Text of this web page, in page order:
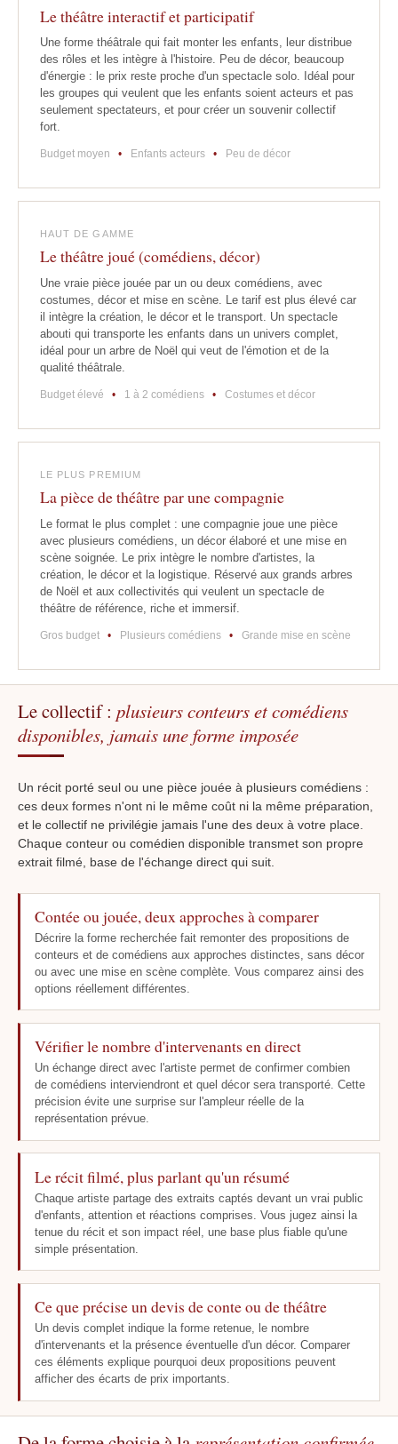
Le théâtre interactif et participatif
Une forme théâtrale qui fait monter les enfants, leur distribue
des rôles et les intègre à l'histoire. Peu de décor, beaucoup
d'énergie : le prix reste proche d'un spectacle solo. Idéal pour
les groupes qui veulent que les enfants soient acteurs et pas
seulement spectateurs, et pour créer un souvenir collectif
fort.
Budget moyen • Enfants acteurs • Peu de décor
HAUT DE GAMME
Le théâtre joué (comédiens, décor)
Une vraie pièce jouée par un ou deux comédiens, avec
costumes, décor et mise en scène. Le tarif est plus élevé car
il intègre la création, le décor et le transport. Un spectacle
abouti qui transporte les enfants dans un univers complet,
idéal pour un arbre de Noël qui veut de l'émotion et de la
qualité théâtrale.
Budget élevé • 1 à 2 comédiens • Costumes et décor
LE PLUS PREMIUM
La pièce de théâtre par une compagnie
Le format le plus complet : une compagnie joue une pièce
avec plusieurs comédiens, un décor élaboré et une mise en
scène soignée. Le prix intègre le nombre d'artistes, la
création, le décor et la logistique. Réservé aux grands arbres
de Noël et aux collectivités qui veulent un spectacle de
théâtre de référence, riche et immersif.
Gros budget • Plusieurs comédiens • Grande mise en scène
Le collectif : plusieurs conteurs et comédiens
disponibles, jamais une forme imposée
Un récit porté seul ou une pièce jouée à plusieurs comédiens :
ces deux formes n'ont ni le même coût ni la même préparation,
et le collectif ne privilégie jamais l'une des deux à votre place.
Chaque conteur ou comédien disponible transmet son propre
extrait filmé, base de l'échange direct qui suit.
Contée ou jouée, deux approches à comparer
Décrire la forme recherchée fait remonter des propositions de
conteurs et de comédiens aux approches distinctes, sans décor
ou avec une mise en scène complète. Vous comparez ainsi des
options réellement différentes.
Vérifier le nombre d'intervenants en direct
Un échange direct avec l'artiste permet de confirmer combien
de comédiens interviendront et quel décor sera transporté. Cette
précision évite une surprise sur l'ampleur réelle de la
représentation prévue.
Le récit filmé, plus parlant qu'un résumé
Chaque artiste partage des extraits captés devant un vrai public
d'enfants, attention et réactions comprises. Vous jugez ainsi la
tenue du récit et son impact réel, une base plus fiable qu'une
simple présentation.
Ce que précise un devis de conte ou de théâtre
Un devis complet indique la forme retenue, le nombre
d'intervenants et la présence éventuelle d'un décor. Comparer
ces éléments explique pourquoi deux propositions peuvent
afficher des écarts de prix importants.